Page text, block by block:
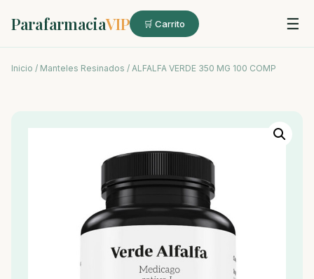
ParafarmaciaVIP 🛒 Carrito ☰
Inicio / Manteles Resinados / ALFALFA VERDE 350 MG 100 COMP